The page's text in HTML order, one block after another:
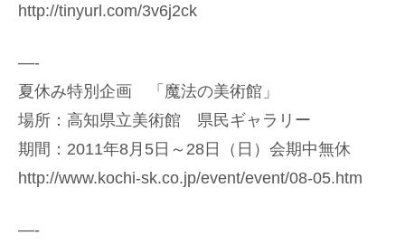
http://tinyurl.com/3v6j2ck
—-
夏休み特別企画 「魔法の美術館」
場所：高知県立美術館 県民ギャラリー
期間：2011年8月5日～28日（日）会期中無休
http://www.kochi-sk.co.jp/event/event/08-05.htm
—-